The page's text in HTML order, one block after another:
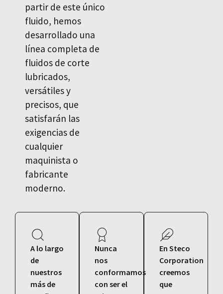
partir de este único
fluido, hemos
desarrollado una
línea completa de
fluidos de corte
lubricados,
versátiles y
precisos, que
satisfarán las
exigencias de
cualquier
maquinista o
fabricante
moderno.
A lo largo
de
nuestros
más de
Nunca
nos
conformamos
con ser el
En Steco
Corporation
creemos
que